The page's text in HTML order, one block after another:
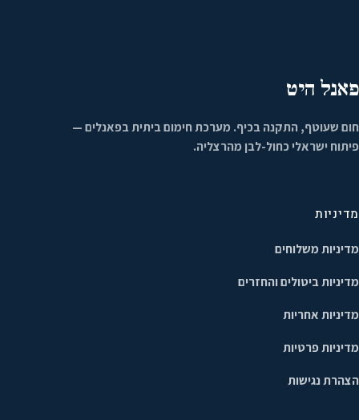
פאנל היט
חום שעוטף, התקנה בכיף. מערכת חימום ביתית בפאנלים —
פיתוח ישראלי כחול-לבן מהרצליה.
מדיניות
מדיניות משלוחים
מדיניות ביטולים והחזרים
מדיניות אחריות
מדיניות פרטיות
הצהרת נגישות